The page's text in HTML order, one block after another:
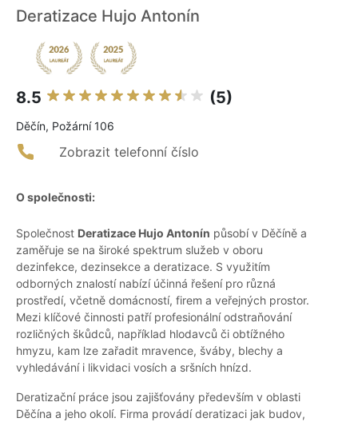
Deratizace Hujo Antonín
8.5 (5)
Děčín, Požární 106
Zobrazit telefonní číslo
O společnosti:
Společnost Deratizace Hujo Antonín působí v Děčíně a
zaměřuje se na široké spektrum služeb v oboru
dezinfekce, dezinsekce a deratizace. S využitím
odborných znalostí nabízí účinná řešení pro různá
prostředí, včetně domácností, firem a veřejných prostor.
Mezi klíčové činnosti patří profesionální odstraňování
rozličných škůdců, například hlodavců či obtížného
hmyzu, kam lze zařadit mravence, šváby, blechy a
vyhledávání i likvidaci vosích a sršních hnízd.
Deratizační práce jsou zajišťovány především v oblasti
Děčína a jeho okolí. Firma provádí deratizaci jak budov,